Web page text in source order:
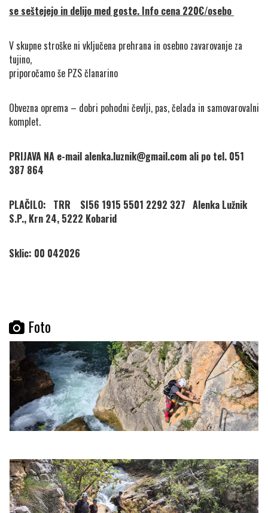
se seštejejo in delijo med goste. Info cena 220€/osebo
V skupne stroške ni vključena prehrana in osebno zavarovanje za
tujino,
priporočamo še PZS članarino
Obvezna oprema – dobri pohodni čevlji, pas, čelada in samovarovalni
komplet.
PRIJAVA NA e-mail alenka.luznik@gmail.com ali po tel. 051
387 864
PLAČILO:   TRR    SI56 1915 5501 2292 327   Alenka Lužnik
S.P., Krn 24, 5222 Kobarid
Sklic: 00 042026
Foto